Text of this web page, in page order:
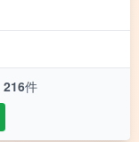
216件